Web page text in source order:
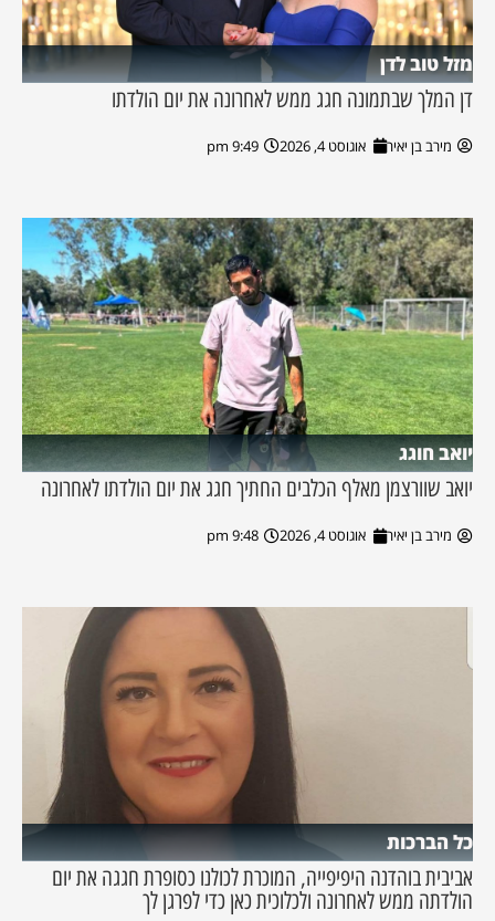
מזל טוב לדן
דן המלך שבתמונה חגג ממש לאחרונה את יום הולדתו
מירב בן יאיר אוגוסט 4, 2026 9:49 pm
יואב חוגג
יואב שוורצמן מאלף הכלבים החתיך חגג את יום הולדתו לאחרונה
מירב בן יאיר אוגוסט 4, 2026 9:48 pm
כל הברכות
אביבית בוהדנה היפיפייה, המוכרת לכולנו כסופרת חגגה את יום
הולדתה ממש לאחרונה ולכלוכית כאן כדי לפרגן לך